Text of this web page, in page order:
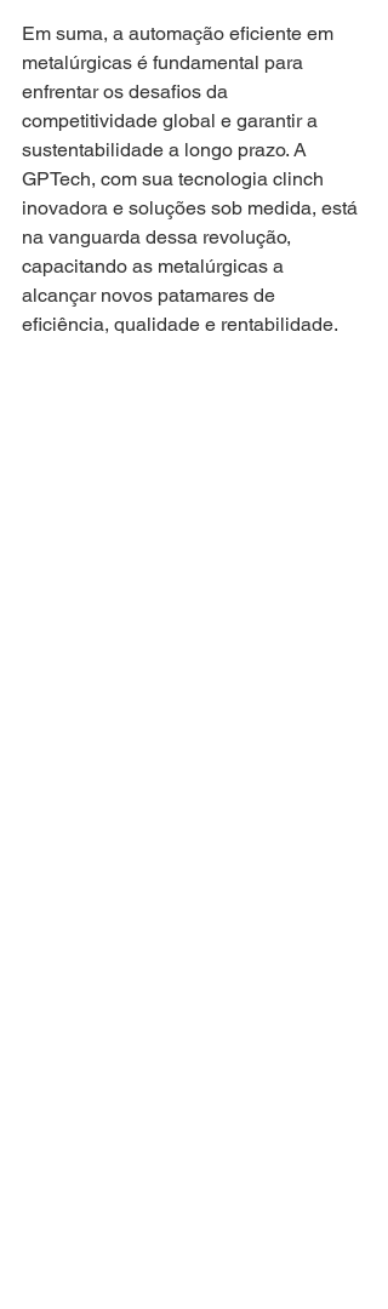
Em suma, a automação eficiente em
metalúrgicas é fundamental para
enfrentar os desafios da
competitividade global e garantir a
sustentabilidade a longo prazo. A
GPTech, com sua tecnologia clinch
inovadora e soluções sob medida, está
na vanguarda dessa revolução,
capacitando as metalúrgicas a
alcançar novos patamares de
eficiência, qualidade e rentabilidade.